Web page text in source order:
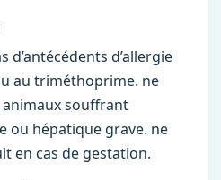
d’antécédents d’allergie
au triméthoprime. ne
animaux souffrant
ou hépatique grave. ne
en cas de gestation.